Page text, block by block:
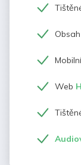
Web